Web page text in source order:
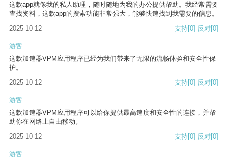
这款app就像我的私人助理，随时随地为我的办公提供帮助。我经常需要
查找资料，这款app的搜索功能非常强大，能够快速找到我需要的信息。
2025-10-12
支持[0] 反对[0]
游客
这款加速器VPM应用程序已经为我们带来了无限的流畅体验和安全性保
护。
2025-10-12
支持[0] 反对[0]
游客
这款加速器VPM应用程序可以给你提供最高速度和安全性的连接，并帮
助你在网络上自由移动。
2025-10-12
支持[0] 反对[0]
游客